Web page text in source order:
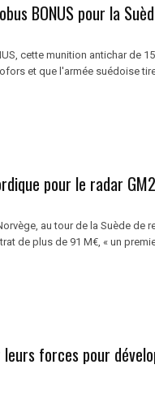
BONUS pour la
cette munition antichar de
et que l'armée suédoise
pour le radar
au tour de la Suède de
de plus de 91 M€, « un
forces pour